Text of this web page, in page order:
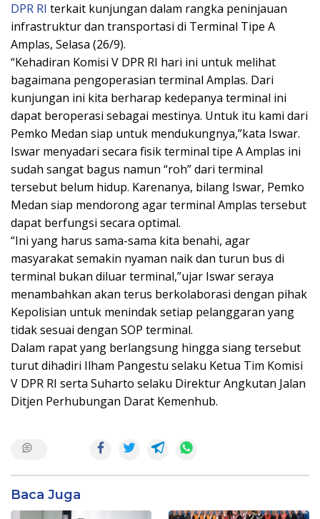
DPR RI terkait kunjungan dalam rangka peninjauan
infrastruktur dan transportasi di Terminal Tipe A
Amplas, Selasa (26/9).
“Kehadiran Komisi V DPR RI hari ini untuk melihat
bagaimana pengoperasian terminal Amplas. Dari
kunjungan ini kita berharap kedepanya terminal ini
dapat beroperasi sebagai mestinya. Untuk itu kami dari
Pemko Medan siap untuk mendukungnya,”kata Iswar.
Iswar menyadari secara fisik terminal tipe A Amplas ini
sudah sangat bagus namun “roh” dari terminal
tersebut belum hidup. Karenanya, bilang Iswar, Pemko
Medan siap mendorong agar terminal Amplas tersebut
dapat berfungsi secara optimal.
“Ini yang harus sama-sama kita benahi, agar
masyarakat semakin nyaman naik dan turun bus di
terminal bukan diluar terminal,”ujar Iswar seraya
menambahkan akan terus berkolaborasi dengan pihak
Kepolisian untuk menindak setiap pelanggaran yang
tidak sesuai dengan SOP terminal.
Dalam rapat yang berlangsung hingga siang tersebut
turut dihadiri Ilham Pangestu selaku Ketua Tim Komisi
V DPR RI serta Suharto selaku Direktur Angkutan Jalan
Ditjen Perhubungan Darat Kemenhub.
Baca Juga